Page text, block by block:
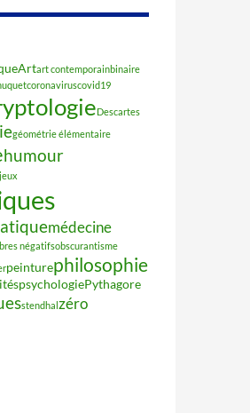
Artart contemporainbinaire
coronaviruscovid19
Descartes
géométrie élémentaire
humour
jeux
médecine
négatifsobscurantisme
peinturephilosophie
psychologiePythagore
stendhalzéro